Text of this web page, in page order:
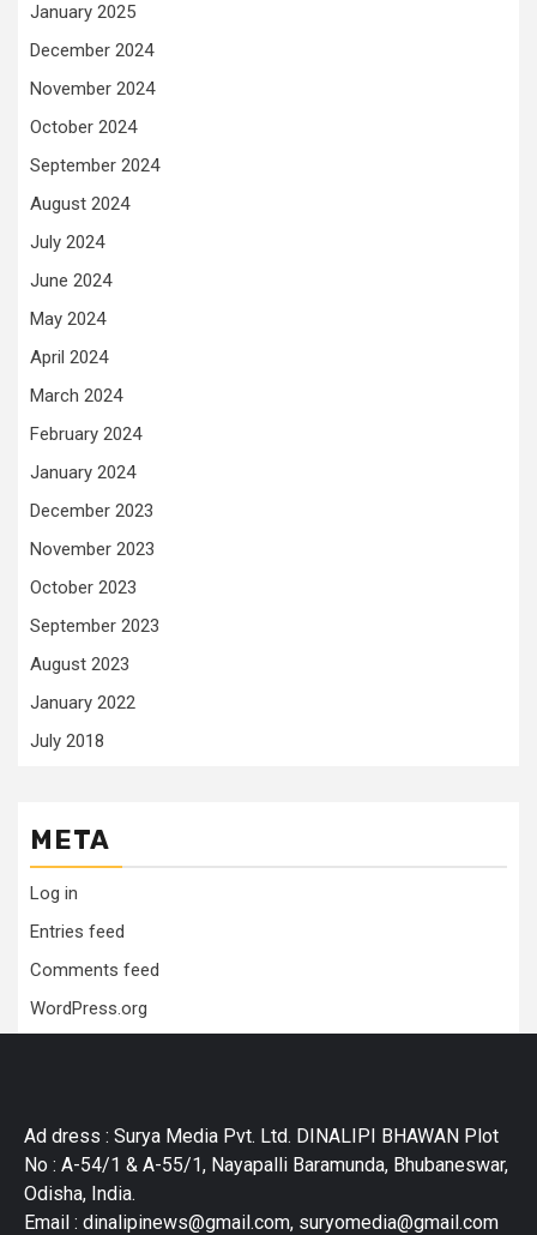
January 2025
December 2024
November 2024
October 2024
September 2024
August 2024
July 2024
June 2024
May 2024
April 2024
March 2024
February 2024
January 2024
December 2023
November 2023
October 2023
September 2023
August 2023
January 2022
July 2018
META
Log in
Entries feed
Comments feed
WordPress.org
Ad dress : Surya Media Pvt. Ltd. DINALIPI BHAWAN Plot
No : A-54/1 & A-55/1, Nayapalli Baramunda, Bhubaneswar,
Odisha, India.
Email : dinalipinews@gmail.com, suryomedia@gmail.com